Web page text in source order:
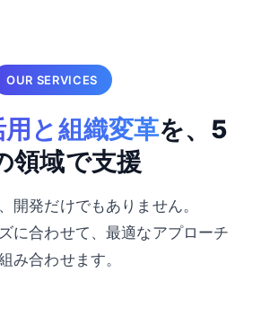
OUR SERVICES
と組織変革を、5
領域で支援
開発だけでもありません。
に合わせて、最適なアプローチ
み合わせます。